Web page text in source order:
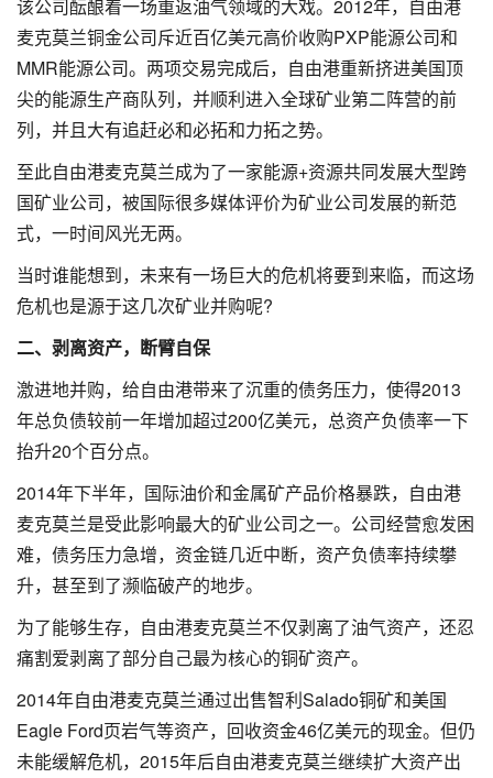
该公司酝酿着一场重返油气领域的大戏。2012年，自由港
麦克莫兰铜金公司斥近百亿美元高价收购PXP能源公司和
MMR能源公司。两项交易完成后，自由港重新挤进美国顶
尖的能源生产商队列，并顺利进入全球矿业第二阵营的前
列，并且大有追赶必和必拓和力拓之势。
至此自由港麦克莫兰成为了一家能源+资源共同发展大型跨
国矿业公司，被国际很多媒体评价为矿业公司发展的新范
式，一时间风光无两。
当时谁能想到，未来有一场巨大的危机将要到来临，而这场
危机也是源于这几次矿业并购呢?
二、剥离资产，断臂自保
激进地并购，给自由港带来了沉重的债务压力，使得2013
年总负债较前一年增加超过200亿美元，总资产负债率一下
抬升20个百分点。
2014年下半年，国际油价和金属矿产品价格暴跌，自由港
麦克莫兰是受此影响最大的矿业公司之一。公司经营愈发困
难，债务压力急增，资金链几近中断，资产负债率持续攀
升，甚至到了濒临破产的地步。
为了能够生存，自由港麦克莫兰不仅剥离了油气资产，还忍
痛割爱剥离了部分自己最为核心的铜矿资产。
2014年自由港麦克莫兰通过出售智利Salado铜矿和美国
Eagle Ford页岩气等资产，回收资金46亿美元的现金。但仍
未能缓解危机，2015年后自由港麦克莫兰继续扩大资产出